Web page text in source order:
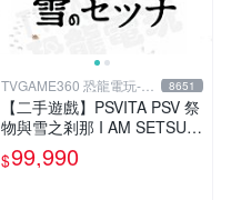
TVGAME360 恐龍電玩-台
中店
8651
【二手遊戲】PSVITA PSV 祭
物與雪之剎那 I AM SETSUN
日文版【台中恐龍電玩】
$99,990